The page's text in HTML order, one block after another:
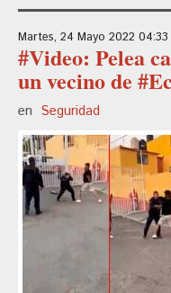
Martes, 24 Mayo 2022 04:33
#Video: Pelea
un vecino de
en Seguridad